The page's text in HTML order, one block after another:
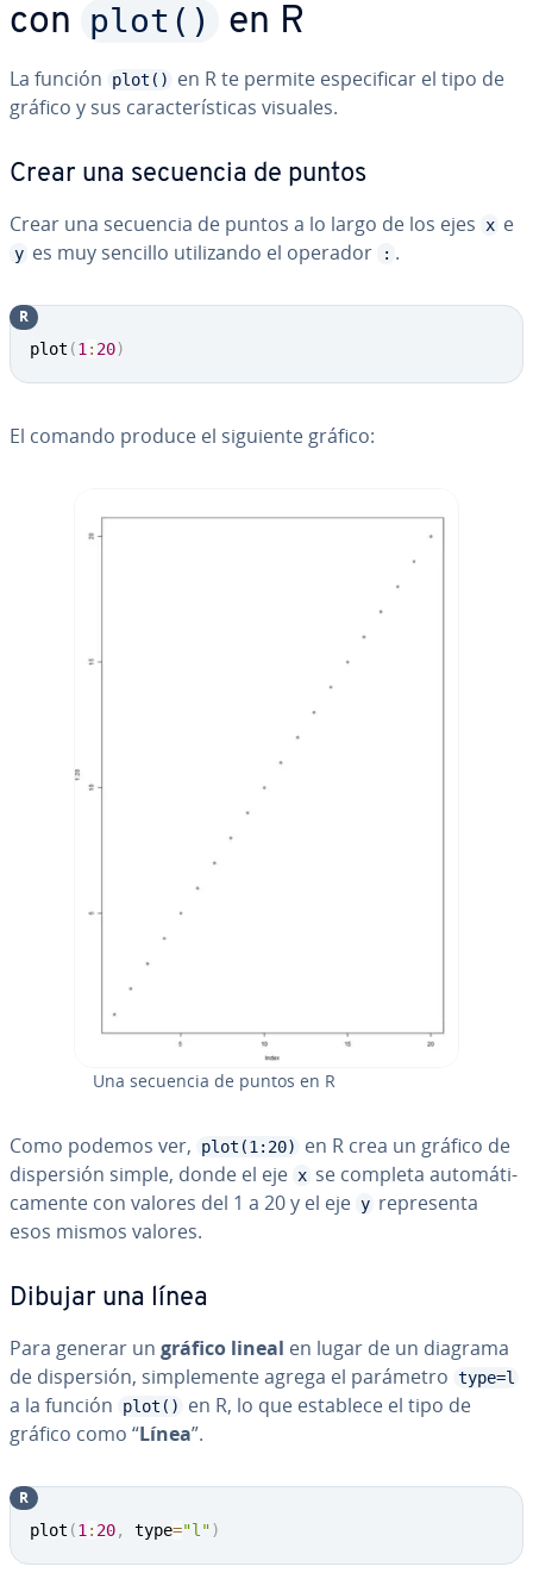
con plot() en R
La función plot()
en R te permite es­pe­ci­fi­car el tipo de
gráfico y sus ca­ra­c­te­rí­s­ti­cas visuales.
Crear una secuencia de puntos
Crear una secuencia de puntos a lo largo de los ejes x e
y es muy sencillo uti­li­za­n­do el operador : .
plot (1 : 20)
R
El comando produce el siguiente gráfico:
Una secuencia de puntos en R
Como podemos ver, plot(1:20)
en R crea un gráfico de
di­s­pe­r­sión simple, donde el eje x se completa au­to­má­ti­
ca­me­n­te con valores del 1 a 20 y el eje y re­pre­se­n­ta
esos mismos valores.
Dibujar una línea
Para generar un gráfico lineal en lugar de un diagrama
de di­s­pe­r­sión, si­m­ple­me­n­te agrega el parámetro type=l
a la función plot()
en R, lo que establece el tipo de
gráfico como “Línea”.
plot (1 : 20, type="l")
R